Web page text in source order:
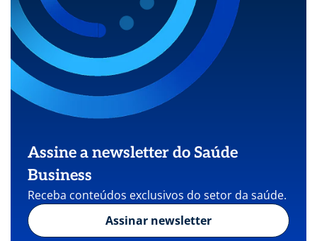
Assine a newsletter do Saúde
Business
Receba conteúdos exclusivos do setor da saúde.
Assinar newsletter